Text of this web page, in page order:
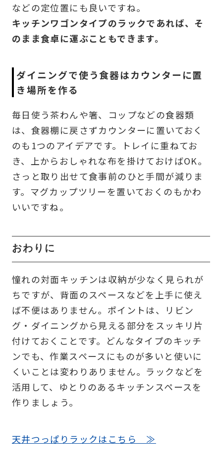
などの定位置にも良いですね。
キッチンワゴンタイプのラックであれば、そ
のまま食卓に運ぶこともできます。
ダイニングで使う食器はカウンターに置
き場所を作る
毎日使う茶わんや箸、コップなどの食器類
は、食器棚に戻さずカウンターに置いておく
のも1つのアイデアです。トレイに重ねてお
き、上からおしゃれな布を掛けておけばOK。
さっと取り出せて食事前のひと手間が減りま
す。マグカップツリーを置いておくのもかわ
いいですね。
おわりに
憧れの対面キッチンは収納が少なく見られが
ちですが、背面のスペースなどを上手に使え
ば不便はありません。ポイントは、リビン
グ・ダイニングから見える部分をスッキリ片
付けておくことです。どんなタイプのキッチ
ンでも、作業スペースにものが多いと使いに
くいことは変わりありません。ラックなどを
活用して、ゆとりのあるキッチンスペースを
作りましょう。
天井つっぱりラックはこちら ≫